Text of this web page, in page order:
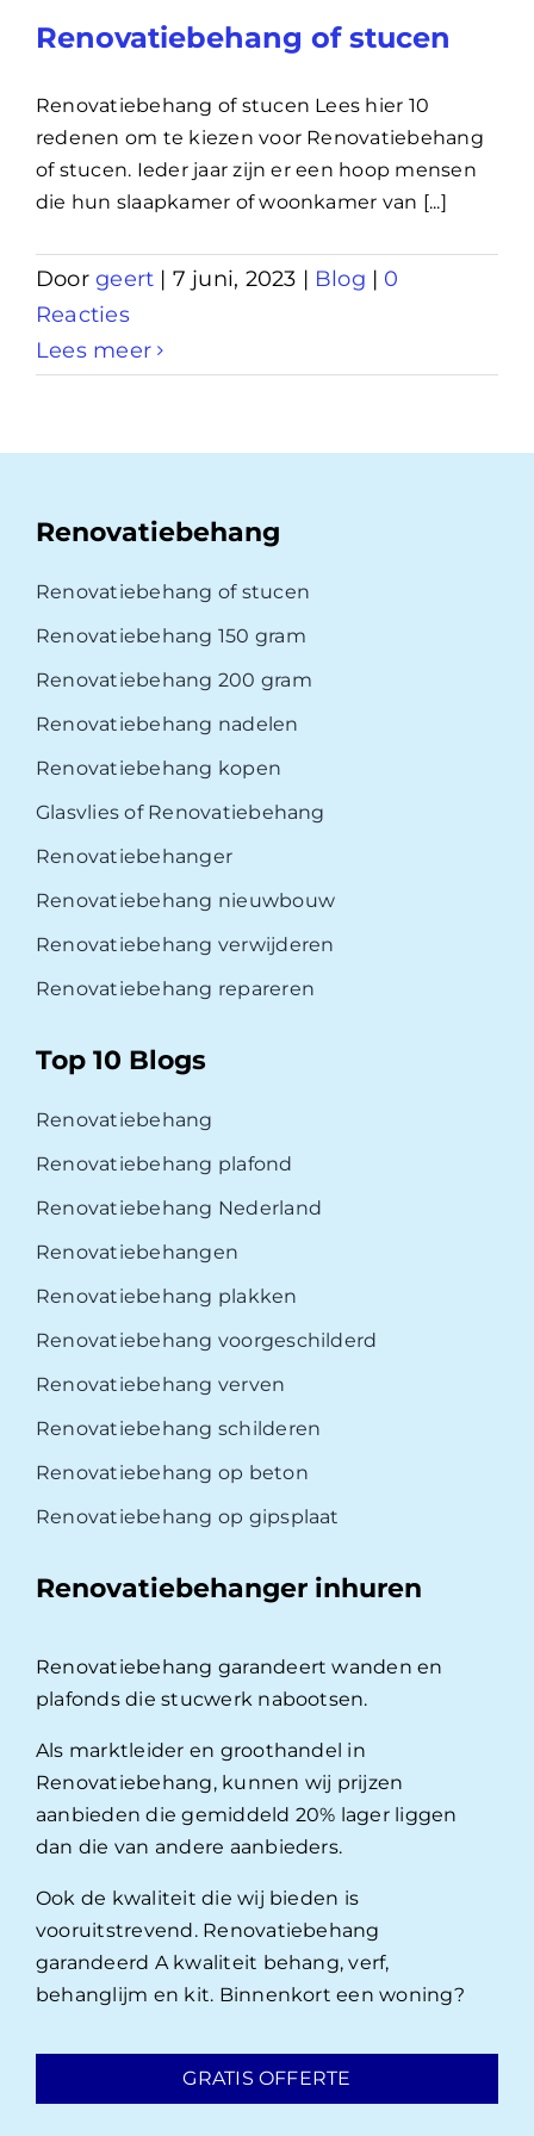
Renovatiebehang of stucen
Renovatiebehang of stucen Lees hier 10
redenen om te kiezen voor Renovatiebehang
of stucen. Ieder jaar zijn er een hoop mensen
die hun slaapkamer of woonkamer van [...]
Doorgeert | 7 juni, 2023 | Blog | 0
Reacties
Lees meer
Renovatiebehang
Renovatiebehang of stucen
Renovatiebehang 150 gram
Renovatiebehang 200 gram
Renovatiebehang nadelen
Renovatiebehang kopen
Glasvlies of Renovatiebehang
Renovatiebehanger
Renovatiebehang nieuwbouw
Renovatiebehang verwijderen
Renovatiebehang repareren
Top 10 Blogs
Renovatiebehang
Renovatiebehang plafond
Renovatiebehang Nederland
Renovatiebehangen
Renovatiebehang plakken
Renovatiebehang voorgeschilderd
Renovatiebehang verven
Renovatiebehang schilderen
Renovatiebehang op beton
Renovatiebehang op gipsplaat
Renovatiebehanger inhuren
Renovatiebehang garandeert wanden en
plafonds die stucwerk nabootsen.
Als marktleider en groothandel in
Renovatiebehang, kunnen wij prijzen
aanbieden die gemiddeld 20% lager liggen
dan die van andere aanbieders.
Ook de kwaliteit die wij bieden is
vooruitstrevend. Renovatiebehang
garandeerd A kwaliteit behang, verf,
behanglijm en kit. Binnenkort een woning?
GRATIS OFFERTE